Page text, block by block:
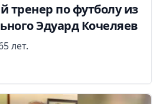
тренер по футболу из
Эдуард Кочеляев
лет.